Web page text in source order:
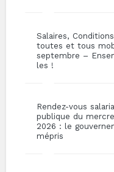
Salaires,
toutes et tous
septembre –
les !
Rendez-vous
publique du
2026 : le
mépris